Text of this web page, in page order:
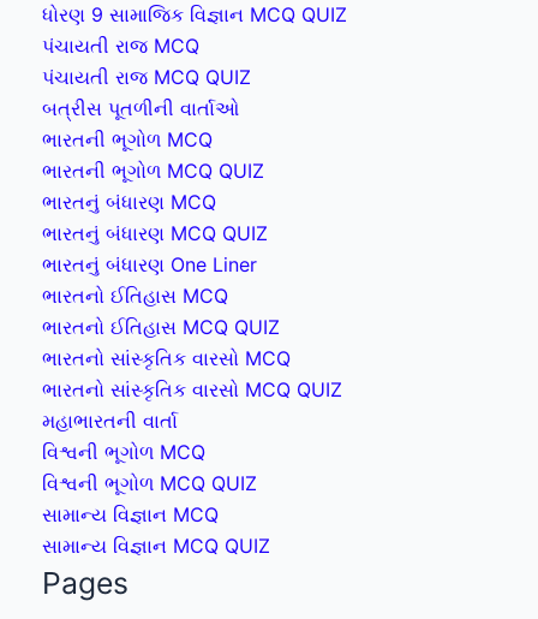
ધોરણ 9 સામાજિક વિજ્ઞાન MCQ QUIZ
પંચાયતી રાજ MCQ
પંચાયતી રાજ MCQ QUIZ
બત્રીસ પૂતળીની વાર્તાઓ
ભારતની ભૂગોળ MCQ
ભારતની ભૂગોળ MCQ QUIZ
ભારતનું બંધારણ MCQ
ભારતનું બંધારણ MCQ QUIZ
ભારતનું બંધારણ One Liner
ભારતનો ઈતિહાસ MCQ
ભારતનો ઈતિહાસ MCQ QUIZ
ભારતનો સાંસ્કૃતિક વારસો MCQ
ભારતનો સાંસ્કૃતિક વારસો MCQ QUIZ
મહાભારતની વાર્તા
વિશ્વની ભૂગોળ MCQ
વિશ્વની ભૂગોળ MCQ QUIZ
સામાન્ય વિજ્ઞાન MCQ
સામાન્ય વિજ્ઞાન MCQ QUIZ
Pages